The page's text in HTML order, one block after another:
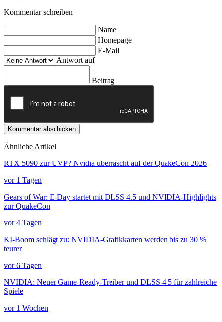
Kommentar schreiben
Name
Homepage
E-Mail
Antwort auf
Beitrag
Kommentar abschicken
Ähnliche Artikel
RTX 5090 zur UVP? Nvidia überrascht auf der QuakeCon 2026
vor 1 Tagen
Gears of War: E-Day startet mit DLSS 4.5 und NVIDIA-Highlights
zur QuakeCon
vor 4 Tagen
KI-Boom schlägt zu: NVIDIA-Grafikkarten werden bis zu 30 %
teurer
vor 6 Tagen
NVIDIA: Neuer Game-Ready-Treiber und DLSS 4.5 für zahlreiche
Spiele
vor 1 Wochen